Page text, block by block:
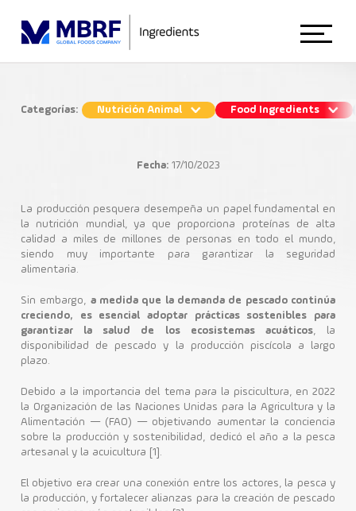
Animal Nutrition
Food Ingredients
Blog
Contacto
una Producción Sostenible
Nutrición Animal
Acuicultura Bioactio Cría de Peces
Categorías: Nutrición Animal Food Ingredients
Fecha:17/10/2023
La producción pesquera desempeña un papel fundamental en
la nutrición mundial, ya que proporciona proteínas de alta
calidad a miles de millones de personas en todo el mundo,
siendo muy importante para garantizar la seguridad
alimentaria.
Sin embargo, a medida que la demanda de pescado continúa
creciendo, es esencial adoptar prácticas sostenibles para
garantizar la salud de los ecosistemas acuáticos, la
disponibilidad de pescado y la producción piscícola a largo
plazo.
Debido a la importancia del tema para la piscicultura, en 2022
la Organización de las Naciones Unidas para la Agricultura y la
Alimentación — (FAO) — objetivando aumentar la conciencia
sobre la producción y sostenibilidad, dedicó el año a la pesca
artesanal y la acuicultura [1].
El objetivo era crear una conexión entre los actores, la pesca y
la producción, y fortalecer alianzas para la creación de pescado